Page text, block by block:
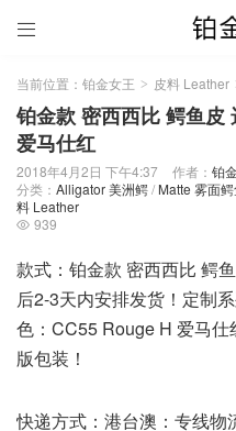

当前位置： 铂金女王 > 皮料 Leather
铂金款 密西西比 鳄鱼皮
爱马仕红
2018年4月2日 下午4:37 作者： 铂
分类： Alligator 美洲鳄/ Matte 雾面鳄
料 Leather
 939
款式：铂金款 密西西比 鳄
后2-3天内安排发货！定制
色：CC55 Rouge H 爱马
版包装！
快递方式：港台澳：专线物